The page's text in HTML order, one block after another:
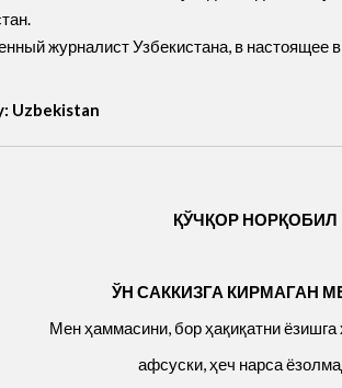
журналист Узбекистана, в настоящее
Uzbekistan
ҚЎЧҚОР НОРҚОБИЛ
ЎН САККИЗГА КИРМАГАН
Мен ҳаммасини, бор ҳақиқатни ёзишга
афсуски, ҳеч нарса